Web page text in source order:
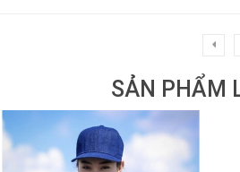
SẢN PHẨM